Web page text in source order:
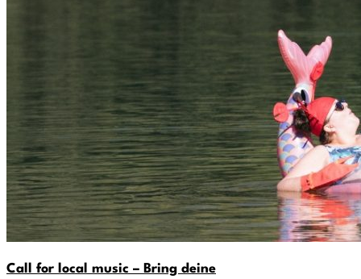
Call for local music – Bring deine